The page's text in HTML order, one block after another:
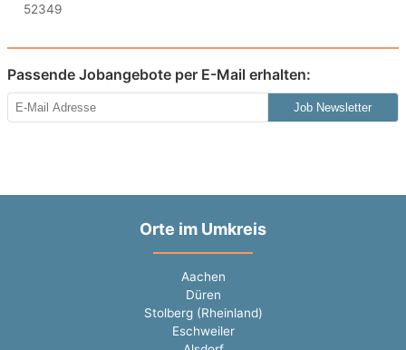
Passende Jobangebote per E-Mail erhalten:
Job Newsletter
Orte im Umkreis
Aachen
Düren
Stolberg (Rheinland)
Eschweiler